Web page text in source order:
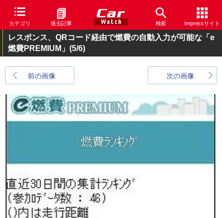
カテゴリ 過去記事 検索 Impressサイト
レスポンス、QRコード経由で燃費の自動入力が可能な「e
燃費PREMIUM」 (5/6)
前の画像 次の画像